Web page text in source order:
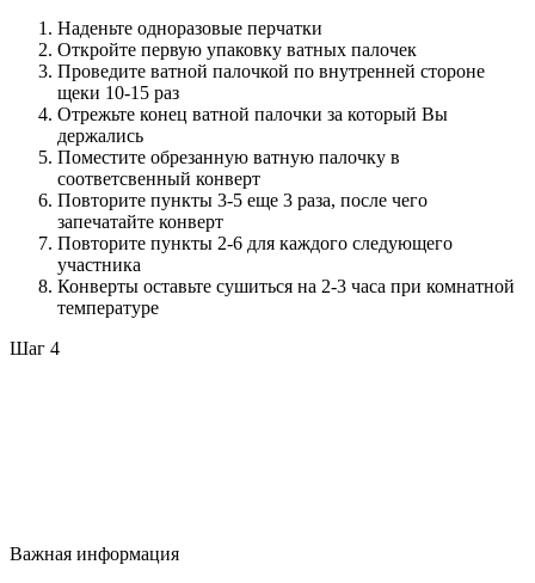
Наденьте одноразовые перчатки
Откройте первую упаковку ватных палочек
Проведите ватной палочкой по внутренней стороне
щеки 10-15 раз
Отрежьте конец ватной палочки за который Вы
держались
Поместите обрезанную ватную палочку в
соответсвенный конверт
Повторите пункты 3-5 еще 3 раза, после чего
запечатайте конверт
Повторите пункты 2-6 для каждого следующего
участника
Конверты оставьте сушиться на 2-3 часа при комнатной
температуре
Шаг 4
Важная информация